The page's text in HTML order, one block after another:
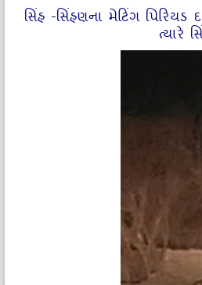
સિંહ -સિંહણના મેટિંગ
ત્યારે